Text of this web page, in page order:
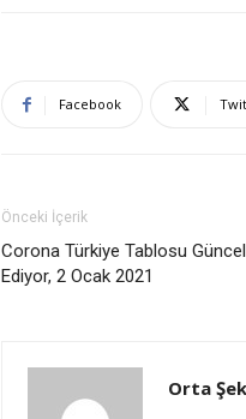
Facebook
Önceki İçerik
Corona Türkiye Tablosu
Ediyor, 2 Ocak 2021
Orta